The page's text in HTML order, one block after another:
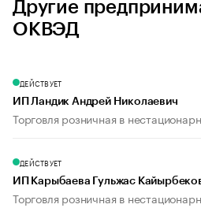
Другие
ОКВЭД
ДЕЙСТВУЕТ
ИП Ландик Андрей Николаевич
Торговля розничная в
ДЕЙСТВУЕТ
ИП Карыбаева Гульжас
Торговля розничная в